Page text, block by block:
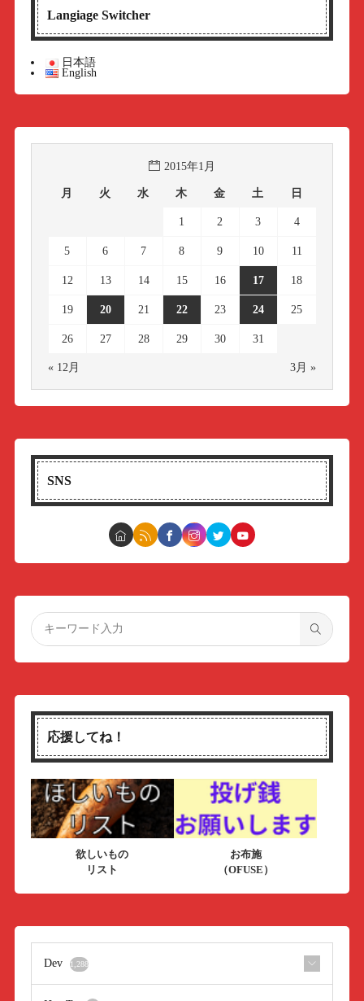
Langiage Switcher
日本語
English
2015年1月
月 火 水 木 金 土 日
1 2 3 4
5 6 7 8 9 10 11
12 13 14 15 16 17 18
19 20 21 22 23 24 25
26 27 28 29 30 31
« 12月 3月 »
SNS
応援してね！
欲しいもの
リスト
お布施
（OFUSE）
Dev 1,288